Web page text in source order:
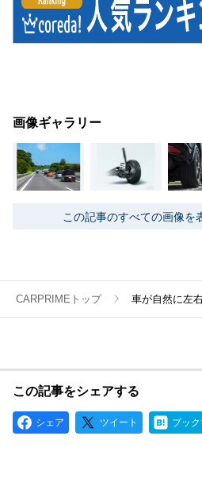
画像ギャラリー
この記事のすべての画像を
CARPRIMEトップ 車が自然に左
この記事をシェアする
シェア ツイート ブッ